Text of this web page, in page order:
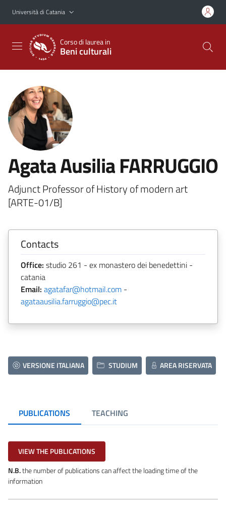
Vai al contenuto principale
Vai al menu di navigazione
Università di Catania
Corso di laurea in
Beni culturali
Agata Ausilia FARRUGGIO
Adjunct Professor of History of modern art
[ARTE-01/B]
Contacts
Office: studio 261 - ex monastero dei benedettini -
catania
Email: agatafar@hotmail.com -
agataausilia.farruggio@pec.it
VERSIONE ITALIANA STUDIUM AREA RISERVATA
PUBLICATIONS TEACHING
VIEW THE PUBLICATIONS
N.B.the number of publications can affect the loading time of the
information